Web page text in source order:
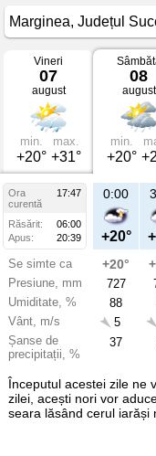
Vremea
Marginea
mâine
Județul
Suceava
Vineri
07
august
min.
+20°
max.
+31°
08
august
min.
+20°
Ora
17:47
curentă
Răsărit:
06:00
Apus:
20:39
Se simte ca
Presiune, mm
Umiditate, %
Vânt, m/s
Șanse de
precipitații, %
21:00
+23°
+23°
727
76
5
53
Sâ
aug
0:00
+20°
+20°
727
88
5
37
Începutul acestei zile ne
zilei, acești nori vor
seara lăsând cerul iarăși